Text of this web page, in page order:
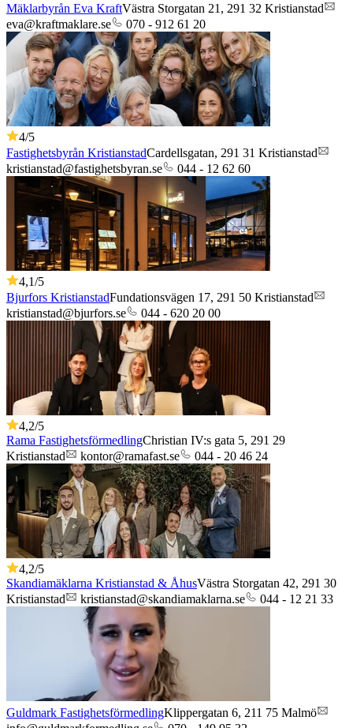
Mäklarbyrån Eva KraftVästra Storgatan 21, 291 32 Kristianstad
eva@kraftmaklare.se
070 - 912 61 20
4/5
Fastighetsbyrån KristianstadCardellsgatan, 291 31 Kristianstad
kristianstad@fastighetsbyran.se
044 - 12 62 60
4,1/5
Bjurfors KristianstadFundationsvägen 17, 291 50 Kristianstad
kristianstad@bjurfors.se
044 - 620 20 00
4,2/5
Rama FastighetsförmedlingChristian IV:s gata 5, 291 29
Kristianstad
kontor@ramafast.se 044 - 20 46 24
4,2/5
Skandiamäklarna Kristianstad & ÅhusVästra Storgatan 42, 291 30
Kristianstad
kristianstad@skandiamaklarna.se 044 - 12 21 33
Guldmark FastighetsförmedlingKlippergatan 6, 211 75 Malmö